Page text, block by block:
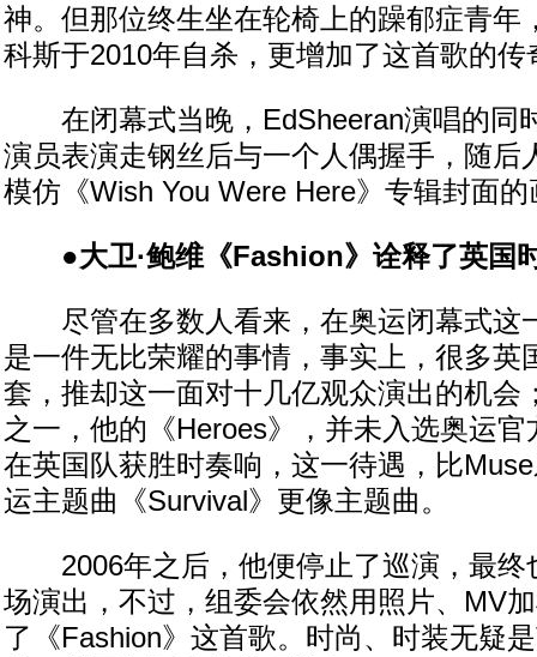
神。但那位终生坐在轮椅上的躁郁症青年
科斯于2010年自杀，更增加了这首歌的传
在闭幕式当晚，EdSheeran演唱的同
演员表演走钢丝后与一个人偶握手，随后
模仿《Wish You Were Here》专辑封面的
●大卫·鲍维《Fashion》诠释了英国
尽管在多数人看来，在奥运闭幕式这
是一件无比荣耀的事情，事实上，很多英
套，推却这一面对十几亿观众演出的机会
之一，他的《Heroes》，并未入选奥运
在英国队获胜时奏响，这一待遇，比
运主题曲《Survival》更像主题曲。
2006年之后，他便停止了巡演，最终
场演出，不过，组委会依然用照片、MV
了《Fashion》这首歌。时尚、时装无疑